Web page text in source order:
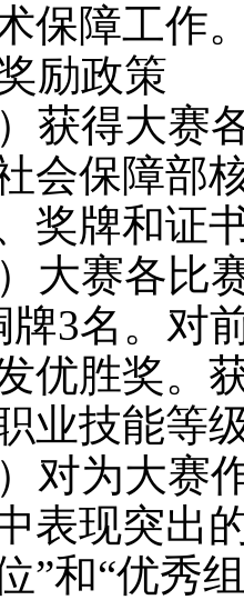
保障工作
政策
得大赛各
会保障部
奖牌和证
赛各比赛
牌3名。对
优胜奖。
业技能等
为大赛作
表现突出
”和“优秀